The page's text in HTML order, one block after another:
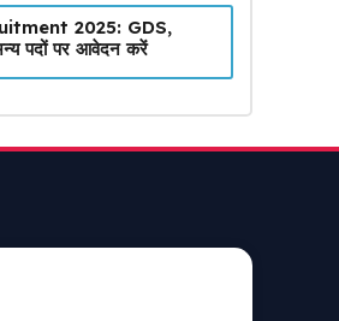
2025: GDS,
पदों पर आवेदन करें